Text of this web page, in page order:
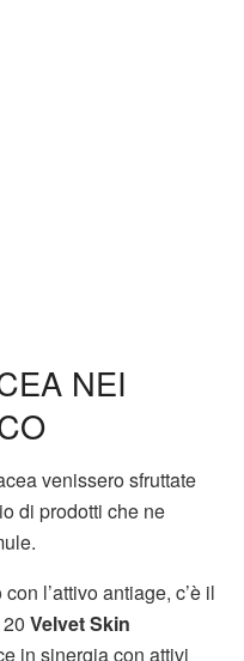
NEI
venissero sfruttate
di prodotti che ne
l’attivo antiage, c’è il
20Velvet Skin
in sinergia con attivi